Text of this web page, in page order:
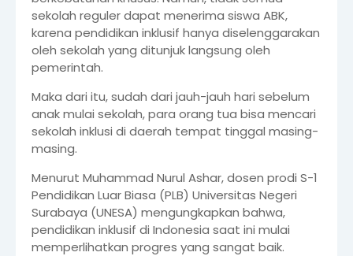
sekolah reguler dapat menerima siswa ABK,
karena pendidikan inklusif hanya diselenggarakan
oleh sekolah yang ditunjuk langsung oleh
pemerintah.
Maka dari itu, sudah dari jauh-jauh hari sebelum
anak mulai sekolah, para orang tua bisa mencari
sekolah inklusi di daerah tempat tinggal masing-
masing.
Menurut Muhammad Nurul Ashar, dosen prodi S-1
Pendidikan Luar Biasa (PLB) Universitas Negeri
Surabaya (UNESA) mengungkapkan bahwa,
pendidikan inklusif di Indonesia saat ini mulai
memperlihatkan progres yang sangat baik.